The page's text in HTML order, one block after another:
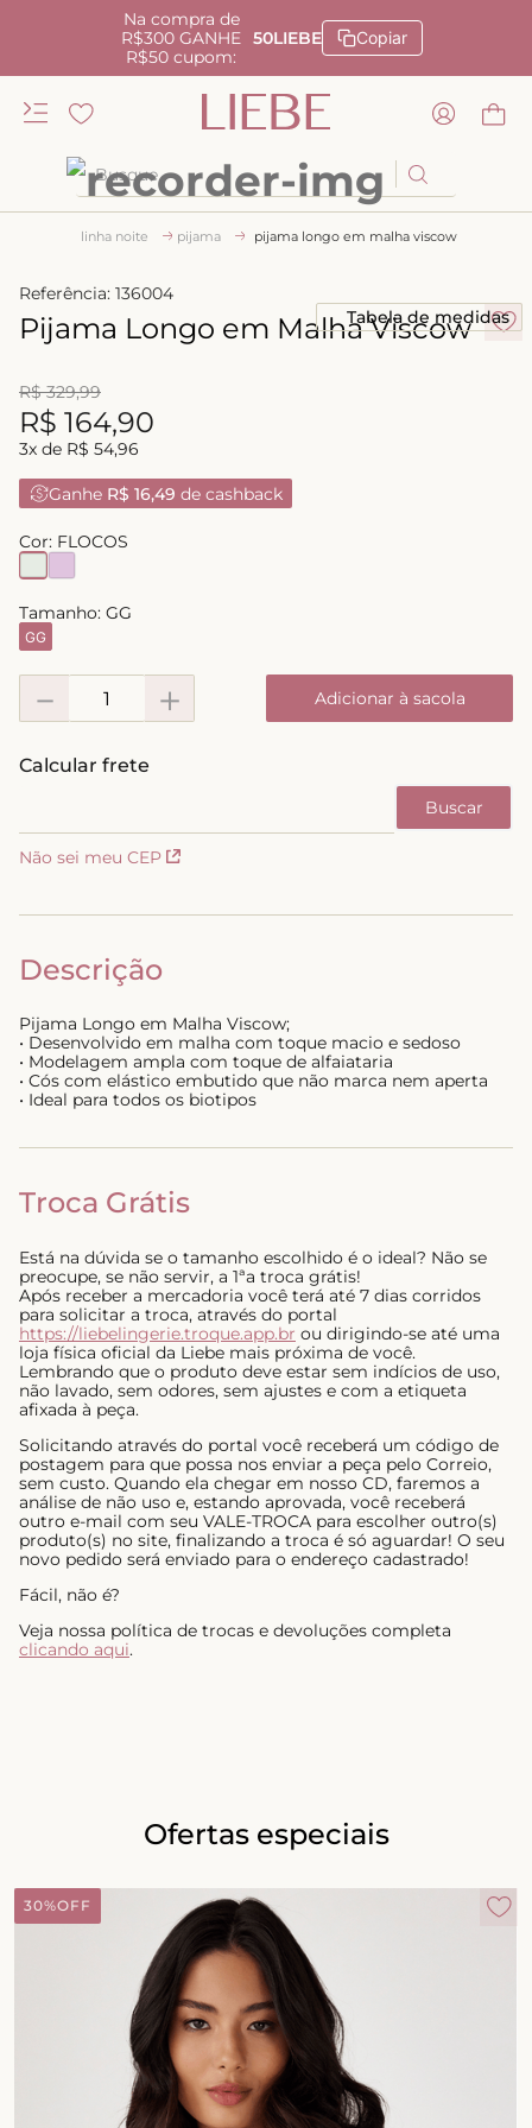
Na compra de
R$300 GANHE
R$50 cupom:
50LIEBE Copiar
Busque
linha noite pijama pijama longo em malha viscow
Referência: 136004
Pijama Longo em Malha Viscow
R$ 329,99
R$ 164,90
3x de R$ 54,96
Ganhe R$ 16,49 de cashback
Tabela de medidas
Cor: FLOCOS
Tamanho: GG
GG
＋
－ Adicionar à sacola
Não sei meu CEP
Descrição
Pijama Longo em Malha Viscow;
• Desenvolvido em malha com toque macio e sedoso
• Modelagem ampla com toque de alfaiataria
• Cós com elástico embutido que não marca nem aperta
• Ideal para todos os biotipos
Troca Grátis
Está na dúvida se o tamanho escolhido é o ideal? Não se
preocupe, se não servir, a 1ªa troca grátis!
Após receber a mercadoria você terá até 7 dias corridos
para solicitar a troca, através do portal
https://liebelingerie.troque.app.br ou dirigindo-se até uma
loja física oficial da Liebe mais próxima de você.
Lembrando que o produto deve estar sem indícios de uso,
não lavado, sem odores, sem ajustes e com a etiqueta
afixada à peça.
Solicitando através do portal você receberá um código de
postagem para que possa nos enviar a peça pelo Correio,
sem custo. Quando ela chegar em nosso CD, faremos a
análise de não uso e, estando aprovada, você receberá
outro e-mail com seu VALE-TROCA para escolher outro(s)
produto(s) no site, finalizando a troca é só aguardar! O seu
novo pedido será enviado para o endereço cadastrado!
Fácil, não é?
Veja nossa política de trocas e devoluções completa
clicando aqui.
Ofertas especiais
30%OFF
TERMOS MAIS BUSCADOS
sutiã
calcinha renda
anatomic
calcinha alta
short doll
º calcinha